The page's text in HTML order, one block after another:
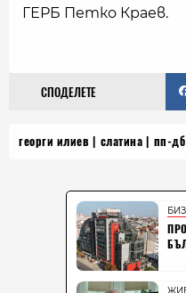
ГЕРБ Петко Краев.
СПОДЕЛЕТЕ
георги илиев слатина пп-дб